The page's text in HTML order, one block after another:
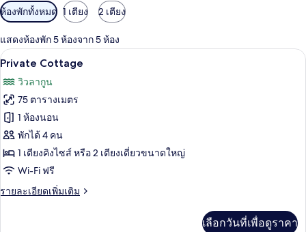
ตัว
กรอง
ที่
มี
ให้
สำหรับ
ห้อง
พัก
ห้องพักทั้งหมด 1 เตียง 2 เตียง
แสดงห้องพัก 5 ห้องจาก 5 ห้อง
เปิด
ภาพถ่าย
ทั้งหมด
ของ
Private
Cottage
มินิบาร์, ตู้นิรภัยในห้องพัก, โต๊ะทำงาน,
16
Private Cottage
วิวลากูน
75 ตารางเมตร
1 ห้องนอน
พักได้ 4 คน
1 เตียงคิงไซส์ หรือ 2 เตียงเดี่ยวขนาดใหญ่
Wi-Fi ฟรี
รายละเอียดเพิ่มเติม
ราย
เลือกวันที่เพื่อดูราคา